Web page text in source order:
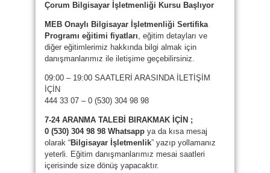
Çorum Bilgisayar İşletmenliği Kursu Başlıyor
MEB Onaylı Bilgisayar İşletmenliği Sertifika
Programı eğitimi fiyatları, eğitim detayları ve
diğer eğitimlerimiz hakkında bilgi almak için
danışmanlarımız ile iletişime geçebilirsiniz.
09:00 – 19:00 SAATLERİ ARASINDA İLETİŞİM
İÇİN
444 33 07 – 0 (530) 304 98 98
7-24 ARANMA TALEBİ BIRAKMAK İÇİN ;
0 (530) 304 98 98 Whatsapp ya da kısa mesaj
olarak “Bilgisayar İşletmenlik” yazıp yollamanız
yeterli. Eğitim danışmanlarımız mesai saatleri
içerisinde size dönüş yapacaktır.